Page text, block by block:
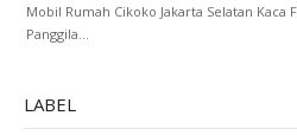
Mobil Rumah Cikoko Jakarta Selatan Kaca
Panggila...
LABEL